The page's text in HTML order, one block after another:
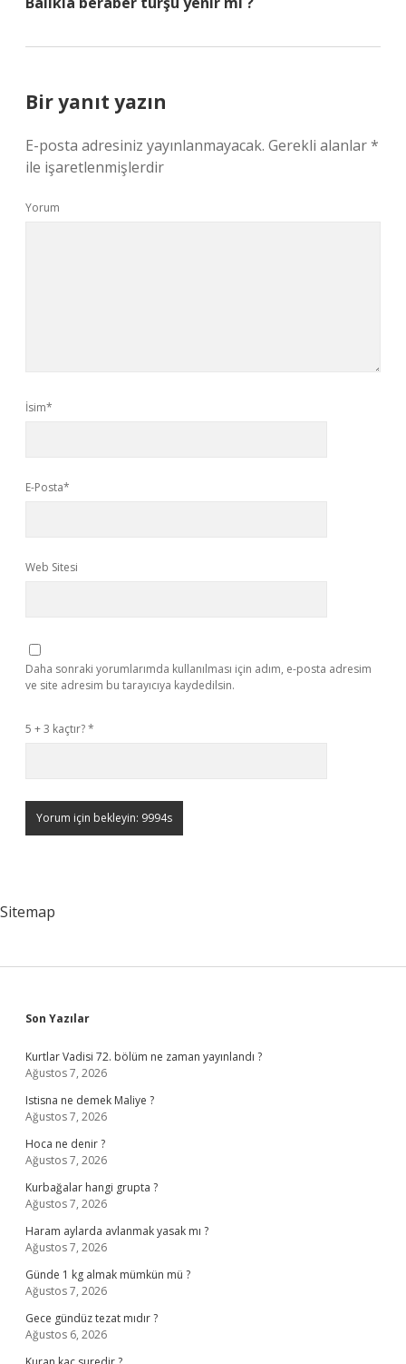
Bir yanıt yazın
E-posta adresiniz yayınlanmayacak. Gerekli alanlar*
ile işaretlenmişlerdir
Yorum
İsim*
E-Posta*
Web Sitesi
Daha sonraki yorumlarımda kullanılması için adım, e-posta adresim
ve site adresim bu tarayıcıya kaydedilsin.
5 + 3 kaçtır?*
Sitemap
Sidebar
Son Yazılar
Kurtlar Vadisi 72. bölüm ne zaman yayınlandı ?
Ağustos 7, 2026
Istisna ne demek Maliye ?
Ağustos 7, 2026
Hoca ne denir ?
Ağustos 7, 2026
Kurbağalar hangi grupta ?
Ağustos 7, 2026
Haram aylarda avlanmak yasak mı ?
Ağustos 7, 2026
Günde 1 kg almak mümkün mü ?
Ağustos 7, 2026
Gece gündüz tezat mıdır ?
Ağustos 6, 2026